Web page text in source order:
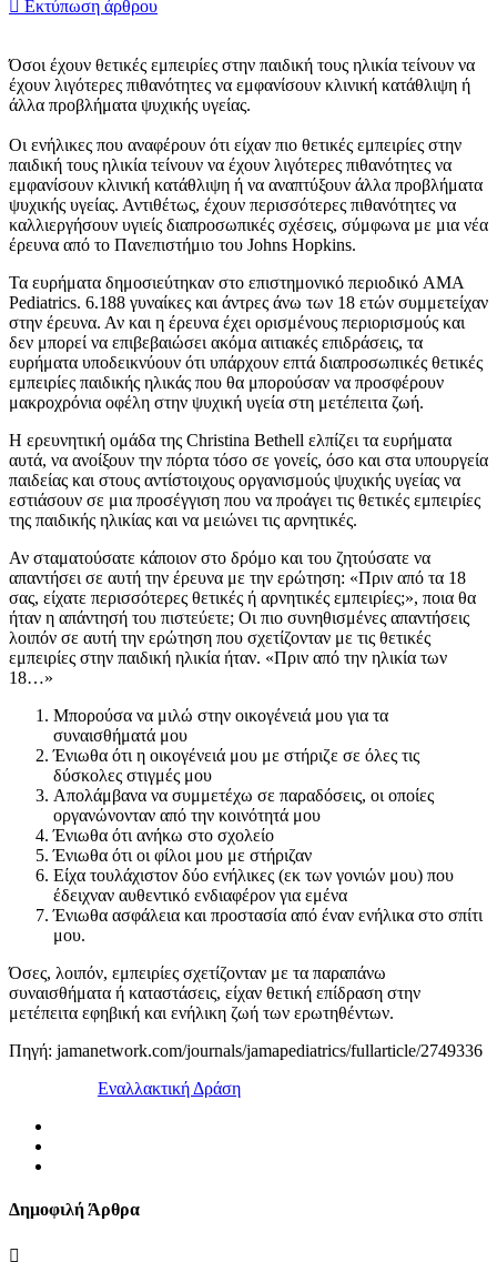
Εκτύπωση άρθρου
Όσοι έχουν θετικές εμπειρίες στην παιδική τους ηλικία τείνουν να
έχουν λιγότερες πιθανότητες να εμφανίσουν κλινική κατάθλιψη ή
άλλα προβλήματα ψυχικής υγείας.
Οι ενήλικες που αναφέρουν ότι είχαν πιο θετικές εμπειρίες στην
παιδική τους ηλικία τείνουν να έχουν λιγότερες πιθανότητες να
εμφανίσουν κλινική κατάθλιψη ή να αναπτύξουν άλλα προβλήματα
ψυχικής υγείας. Αντιθέτως, έχουν περισσότερες πιθανότητες να
καλλιεργήσουν υγιείς διαπροσωπικές σχέσεις, σύμφωνα με μια νέα
έρευνα από το Πανεπιστήμιο του Johns Hopkins.
Τα ευρήματα δημοσιεύτηκαν στο επιστημονικό περιοδικό AMA
Pediatrics. 6.188 γυναίκες και άντρες άνω των 18 ετών συμμετείχαν
στην έρευνα. Αν και η έρευνα έχει ορισμένους περιορισμούς και
δεν μπορεί να επιβεβαιώσει ακόμα αιτιακές επιδράσεις, τα
ευρήματα υποδεικνύουν ότι υπάρχουν επτά διαπροσωπικές θετικές
εμπειρίες παιδικής ηλικάς που θα μπορούσαν να προσφέρουν
μακροχρόνια οφέλη στην ψυχική υγεία στη μετέπειτα ζωή.
Η ερευνητική ομάδα της Christina Bethell ελπίζει τα ευρήματα
αυτά, να ανοίξουν την πόρτα τόσο σε γονείς, όσο και στα υπουργεία
παιδείας και στους αντίστοιχους οργανισμούς ψυχικής υγείας να
εστιάσουν σε μια προσέγγιση που να προάγει τις θετικές εμπειρίες
της παιδικής ηλικίας και να μειώνει τις αρνητικές.
Αν σταματούσατε κάποιον στο δρόμο και του ζητούσατε να
απαντήσει σε αυτή την έρευνα με την ερώτηση: «Πριν από τα 18
σας, είχατε περισσότερες θετικές ή αρνητικές εμπειρίες;», ποια θα
ήταν η απάντησή του πιστεύετε; Οι πιο συνηθισμένες απαντήσεις
λοιπόν σε αυτή την ερώτηση που σχετίζονταν με τις θετικές
εμπειρίες στην παιδική ηλικία ήταν. «Πριν από την ηλικία των
18…»
Μπορούσα να μιλώ στην οικογένειά μου για τα
συναισθήματά μου
Ένιωθα ότι η οικογένειά μου με στήριζε σε όλες τις
δύσκολες στιγμές μου
Απολάμβανα να συμμετέχω σε παραδόσεις, οι οποίες
οργανώνονταν από την κοινότητά μου
Ένιωθα ότι ανήκω στο σχολείο
Ένιωθα ότι οι φίλοι μου με στήριζαν
Είχα τουλάχιστον δύο ενήλικες (εκ των γονιών μου) που
έδειχναν αυθεντικό ενδιαφέρον για εμένα
Ένιωθα ασφάλεια και προστασία από έναν ενήλικα στο σπίτι
μου.
Όσες, λοιπόν, εμπειρίες σχετίζονταν με τα παραπάνω
συναισθήματα ή καταστάσεις, είχαν θετική επίδραση στην
μετέπειτα εφηβική και ενήλικη ζωή των ερωτηθέντων.
Πηγή: jamanetwork.com/journals/jamapediatrics/fullarticle/2749336
Εναλλακτική Δράση
Δημοφιλή Άρθρα